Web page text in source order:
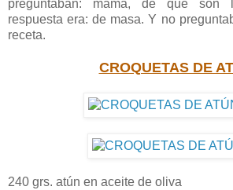
preguntaban: mamá, de qué son
respuesta era: de masa. Y no
receta.
CROQUETAS DE
240 grs. atún en aceite de oliva